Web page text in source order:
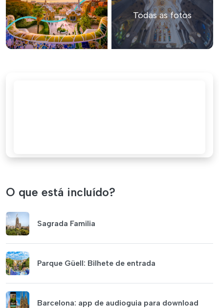
Todas as fotos
O que está incluído?
Sagrada Familia
Parque Güell: Bilhete de entrada
Barcelona: app de audioguia para download